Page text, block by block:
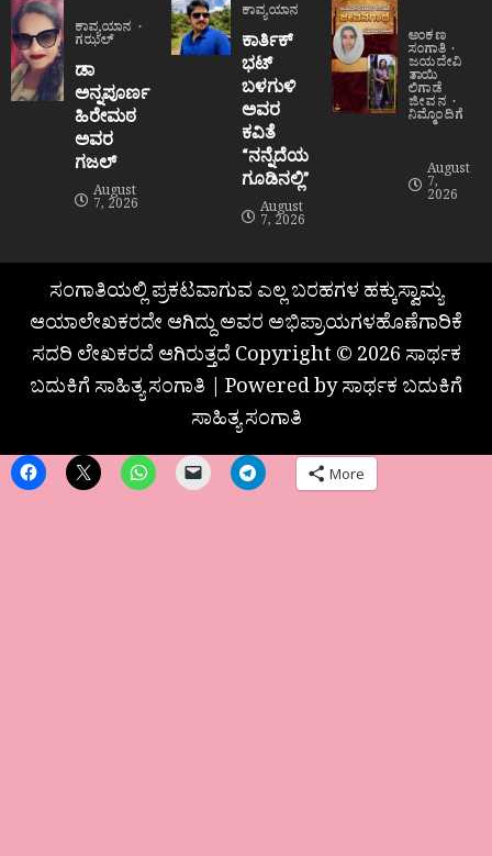
ಕಾವ್ಯಯಾನ
ಗಝಲ್
ಡಾ
ಅನ್ನಪೂರ್ಣ
ಹಿರೇಮಠ
ಅವರ
ಗಜಲ್
August
7, 2026
ಕಾವ್ಯಯಾನ
ಕಾರ್ತಿಕ್
ಭಟ್
ಬಳಗುಳಿ
ಅವರ
ಕವಿತೆ
“ನನ್ನೆದೆಯ
ಗೂಡಿನಲ್ಲಿ”
August
7, 2026
ಅಂಕಣ
ಸಂಗಾತಿ
ಜಯದೇವಿ
ತಾಯಿ
ಲಿಗಾಡೆ
ಜೀವನ
ನಿಮ್ಮೊಂದಿಗೆ
August
7,
2026
ಸಂಗಾತಿಯಲ್ಲಿ ಪ್ರಕಟವಾಗುವ ಎಲ್ಲ ಬರಹಗಳ ಹಕ್ಕುಸ್ವಾಮ್ಯ
ಆಯಾಲೇಖಕರದೇ ಆಗಿದ್ದು ಅವರ ಅಭಿಪ್ರಾಯಗಳಹೊಣೆಗಾರಿಕೆ
ಸದರಿ ಲೇಖಕರದೆ ಆಗಿರುತ್ತದೆ Copyright © 2026 ಸಾರ್ಥಕ
ಬದುಕಿಗೆ ಸಾಹಿತ್ಯ ಸಂಗಾತಿ | Powered by ಸಾರ್ಥಕ ಬದುಕಿಗೆ
ಸಾಹಿತ್ಯ ಸಂಗಾತಿ
More